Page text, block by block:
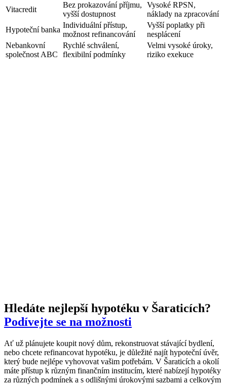
Vitacredit
Bez prokazování příjmu,
vyšší dostupnost
Vysoké RPSN,
náklady na zpracování
Hypoteční banka
Individuální přístup,
možnost refinancování
Vyšší poplatky při
nesplácení
Nebankovní
společnost ABC
Rychlé schválení,
flexibilní podmínky
Velmi vysoké úroky,
riziko exekuce
Hledáte nejlepší hypotéku v Šaraticích?
Podívejte se na možnosti
Ať už plánujete koupit nový dům, rekonstruovat stávající bydlení,
nebo chcete refinancovat hypotéku, je důležité najít hypoteční úvěr,
který bude nejlépe vyhovovat vašim potřebám. V Šaraticích a okolí
máte přístup k různým finančním institucím, které nabízejí hypotéky
za různých podmínek a s odlišnými úrokovými sazbami a celkovým